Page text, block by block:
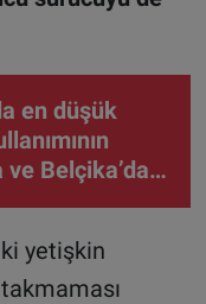
en düşük
ve Belçika’da
yetişkin